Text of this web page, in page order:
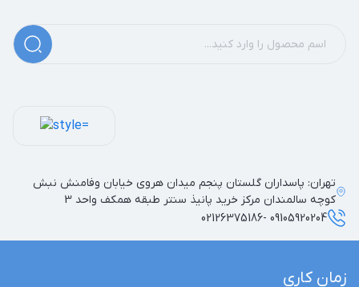
زمان کاری
تهران: پاسداران گلستان پنجم میدان هروی خیابان وفامنش نبش
کوچه سالمندان مرکز خرید پانیذ سنتر طبقه همکف واحد 3
09105920204 -02126375186